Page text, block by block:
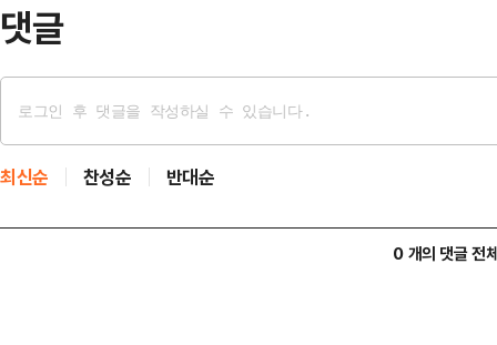
댓글
최신순 찬성순 반대순
0 개의 댓글 전